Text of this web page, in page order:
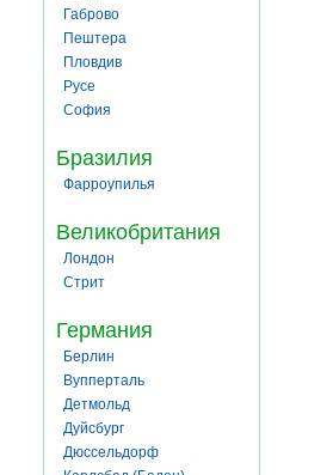
Габрово
Пештера
Пловдив
Русе
София
Бразилия
Фарроупилья
Великобритания
Лондон
Стрит
Германия
Берлин
Вупперталь
Детмольд
Дуйсбург
Дюссельдорф